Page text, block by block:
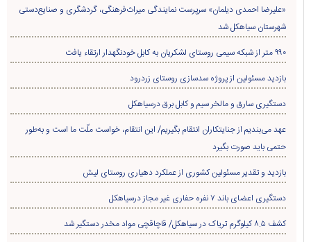
«علیرضا احمدی دیلمان» سرپرست نمایندگی میراث‌فرهنگی، گردشگری و صنایع‌دستی
شهرستان سیاهکل شد
۹۹۰ متر از شبکه سیمی روستای لشکریان به کابل خودنگهدار ارتقاء یافت
بازدید مسئولین از پروژه سدسازی روستای زردرود
دستگیری سارق و مالخر سیم و کابل برق درسیاهکل
عهد می‌بندیم از جنایتکاران انتقام بگیریم/ این انتقام، خواست ملّت ما است و به‌طور
حتمی باید صورت بگیرد
بازدید و تقدیر مسئولین کشوری از عملکرد دهیاری روستای لیش
دستگیری اعضای باند ۷ نفره حفاری غير مجاز درسیاهکل
کشف ۸.۵ کیلوگرم تریاک در سیاهکل/ قاچاقچی مواد مخدر دستگیر شد